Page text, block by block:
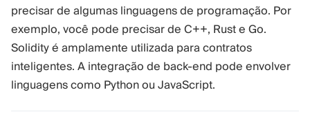
precisar de algumas linguagens de programação. Por
exemplo, você pode precisar de C++, Rust e Go.
Solidity é amplamente utilizada para contratos
inteligentes. A integração de back-end pode envolver
linguagens como Python ou JavaScript.